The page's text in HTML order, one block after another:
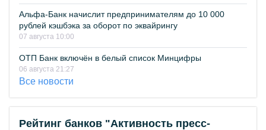
Альфа-Банк начислит предпринимателям до 10 000
рублей кэшбэка за оборот по эквайрингу
07 августа 10:00
ОТП Банк включён в белый список Минцифры
06 августа 21:27
Все новости
Рейтинг банков "Активность пресс-